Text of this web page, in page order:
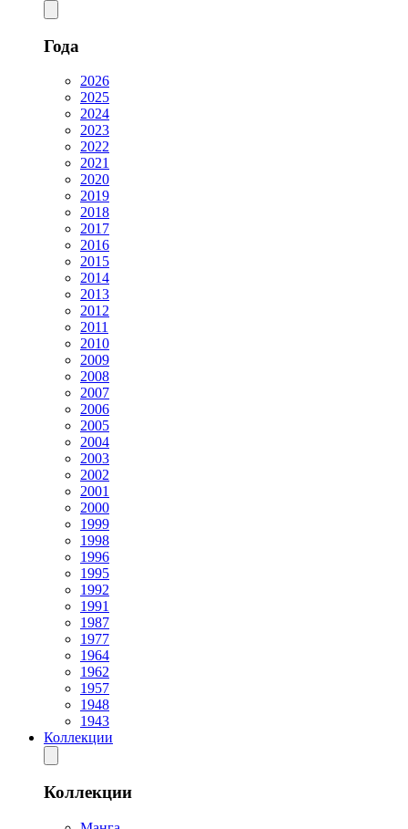
Года
2026
2025
2024
2023
2022
2021
2020
2019
2018
2017
2016
2015
2014
2013
2012
2011
2010
2009
2008
2007
2006
2005
2004
2003
2002
2001
2000
1999
1998
1996
1995
1992
1991
1987
1977
1964
1962
1957
1948
1943
Коллекции
Коллекции